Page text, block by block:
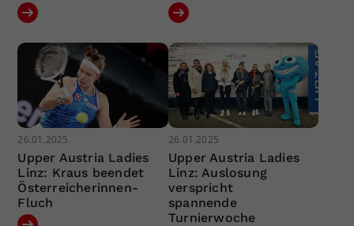
26.01.2025
Upper Austria Ladies
Linz: Kraus beendet
Österreicherinnen-
Fluch
26.01.2025
Upper Austria Ladies
Linz: Auslosung
verspricht
spannende
Turnierwoche